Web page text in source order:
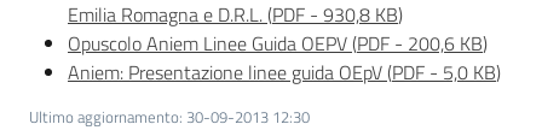
Emilia Romagna e D.R.L.(PDF - 930,8 KB)
Opuscolo Aniem Linee Guida OEPV(PDF - 200,6 KB)
Aniem: Presentazione linee guida OEpV(PDF - 5,0 KB)
Ultimo aggiornamento: 30-09-2013 12:30